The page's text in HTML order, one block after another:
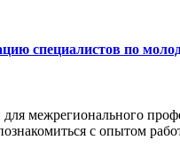
специалистов по
межрегионального
с опытом